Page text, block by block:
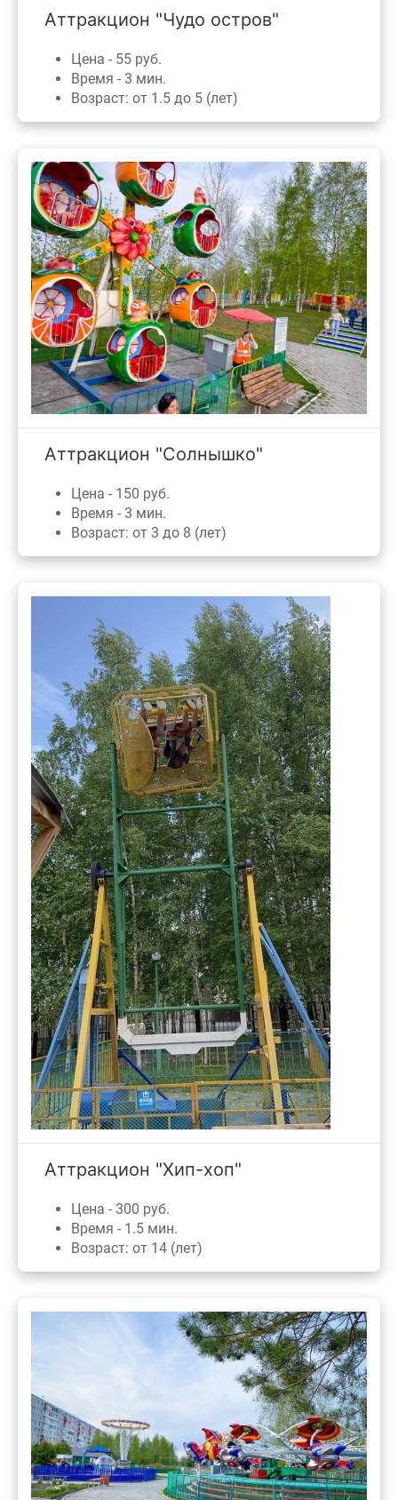
Аттракцион "Чудо остров"
Цена - 55 руб.
Время - 3 мин.
Возраст: от 1.5 до 5 (лет)
Аттракцион "Солнышко"
Цена - 150 руб.
Время - 3 мин.
Возраст: от 3 до 8 (лет)
Аттракцион "Хип-хоп"
Цена - 300 руб.
Время - 1.5 мин.
Возраст: от 14 (лет)